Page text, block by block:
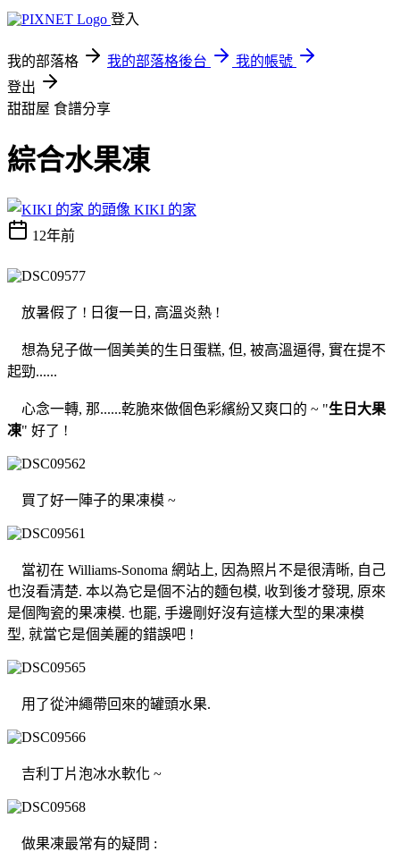
登入
我的部落格 我的部落格後台
我的帳號
登出
甜甜屋 食譜分享
綜合水果凍
KIKI 的家
12年前
放暑假了 ! 日復一日, 高溫炎熱 !
想為兒子做一個美美的生日蛋糕, 但, 被高溫逼得, 實在提不
起勁......
心念一轉, 那......乾脆來做個色彩繽紛又爽口的 ~ "生日大果
凍" 好了 !
買了好一陣子的果凍模 ~
當初在 Williams-Sonoma 網站上, 因為照片不是很清晰, 自己
也沒看清楚. 本以為它是個不沾的麵包模, 收到後才發現, 原來
是個陶瓷的果凍模. 也罷, 手邊剛好沒有這樣大型的果凍模
型, 就當它是個美麗的錯誤吧 !
用了從沖繩帶回來的罐頭水果.
吉利丁片泡冰水軟化 ~
做果凍最常有的疑問 :